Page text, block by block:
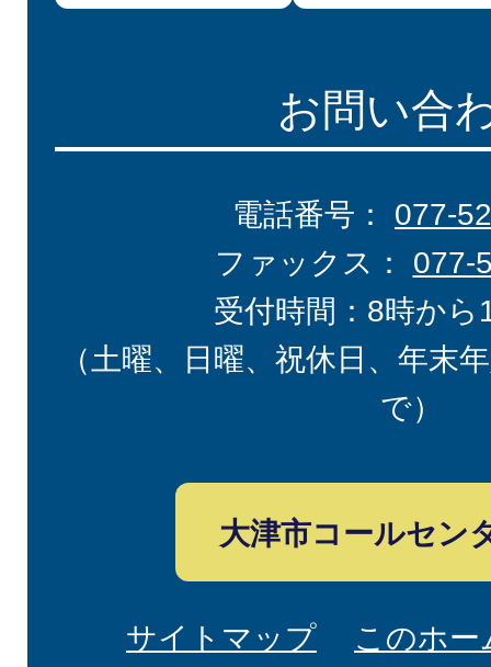
お問い合
電話番号： 077-
ファックス： 077-
受付時間：8時から
（土曜、日曜、祝休日、年末
で）
大津市コールセン
サイトマップ このホ